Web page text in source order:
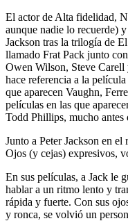
El actor de Alta fidelidad,
aunque nadie lo recuerde)
Jackson tras la trilogía de
llamado Frat Pack junto
Owen Wilson, Steve
hace referencia a la
que aparecen Vaughn,
películas en las que
Todd Phillips, mucho antes
Junto a Peter Jackson en
Ojos (y cejas) expresivos,
En sus películas, a Jack le
hablar a un ritmo lento y
rápida y fuerte. Con sus
y ronca, se volvió un